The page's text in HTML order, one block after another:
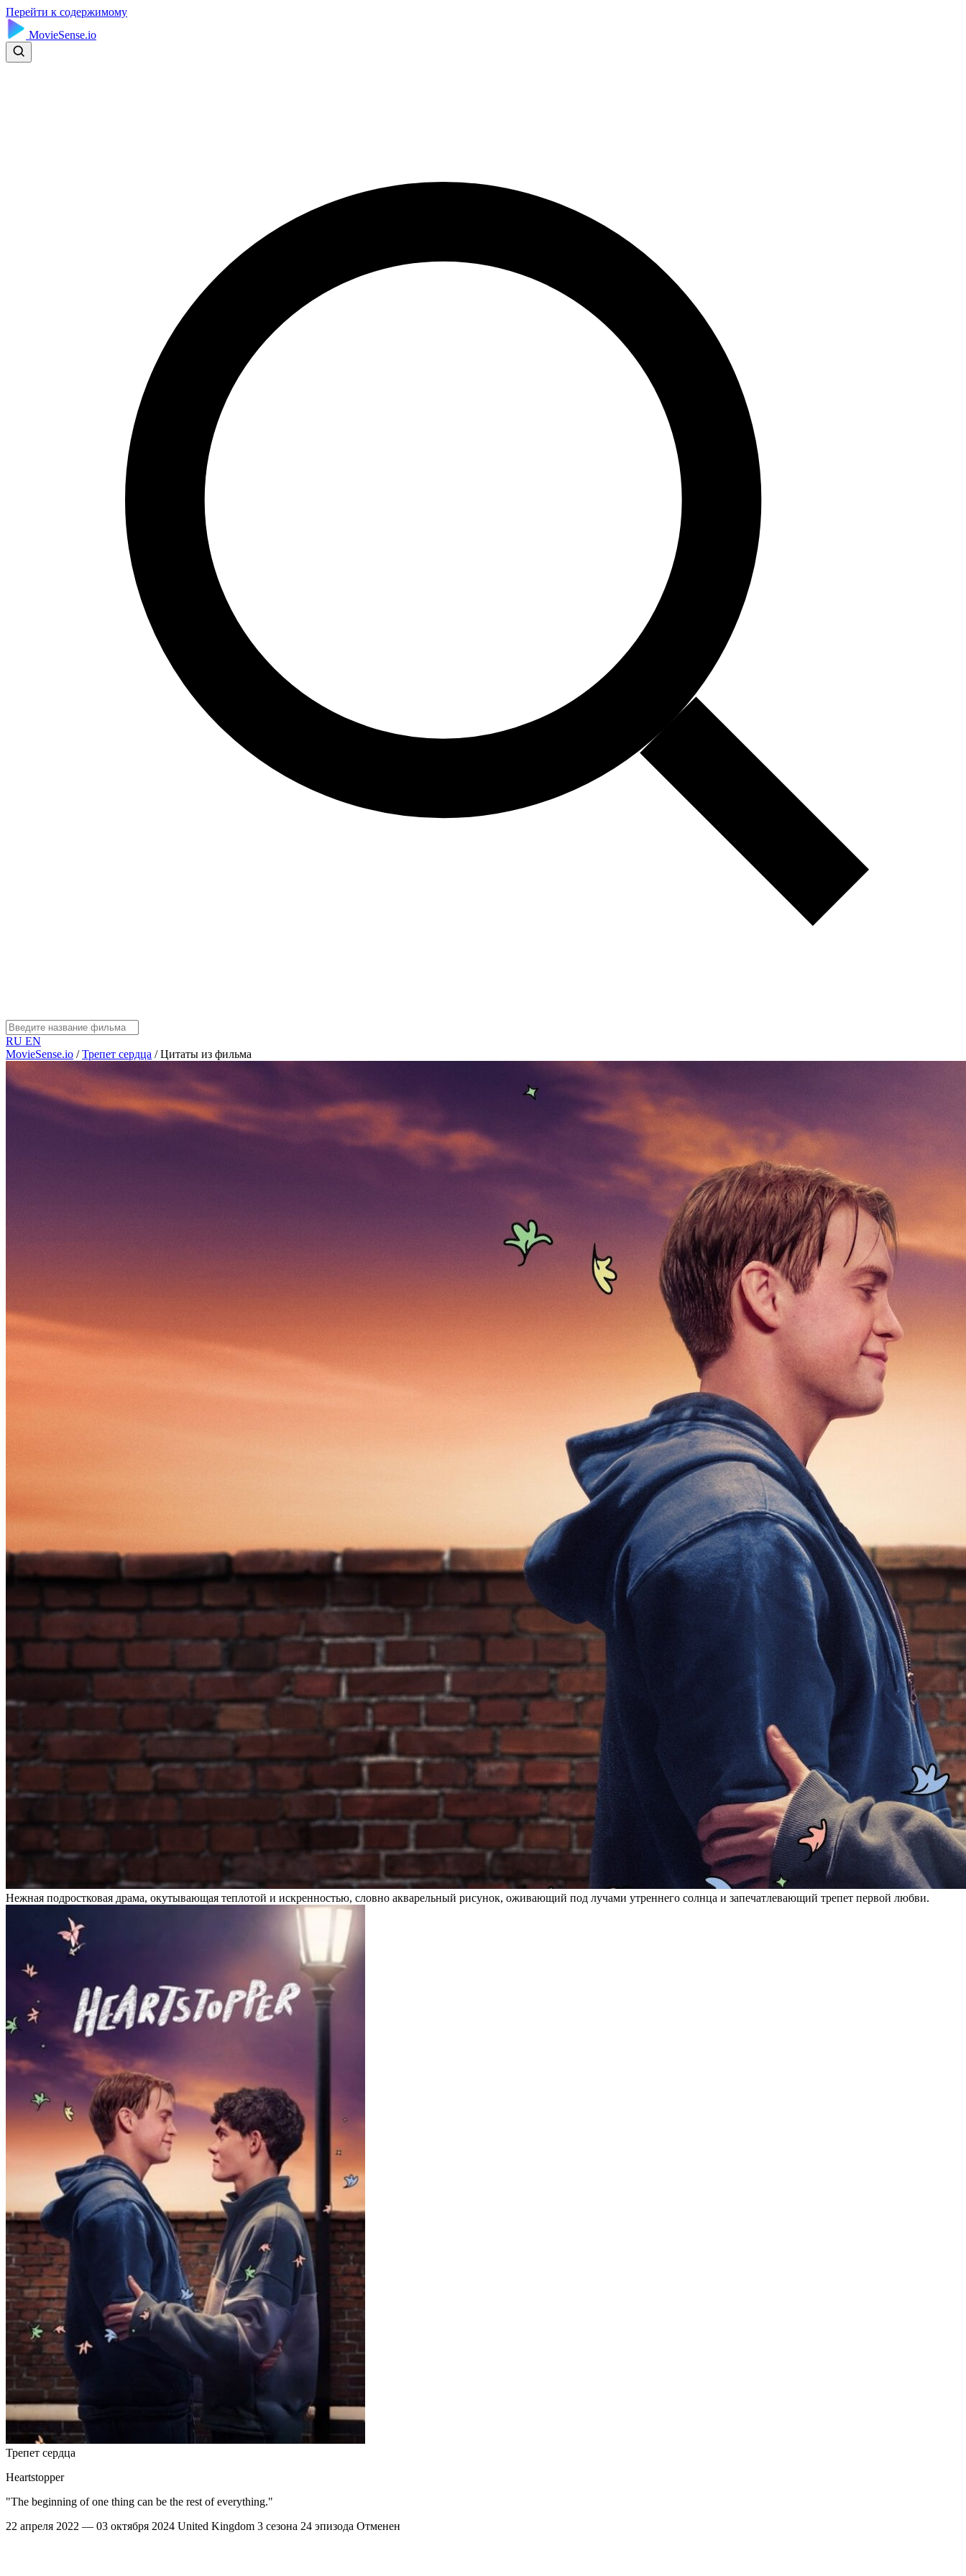
Перейти к содержимому
MovieSense.io
RU EN
MovieSense.io / Трепет сердца / Цитаты из фильма
Нежная подростковая драма, окутывающая теплотой и искренностью, словно акварельный рисунок, оживающий под лучами утреннего солнца и запечатлевающий трепет первой любви.
Трепет сердца
Heartstopper
"The beginning of one thing can be the rest of everything."
22 апреля 2022 — 03 октября 2024 United Kingdom 3 сезона 24 эпизода Отменен